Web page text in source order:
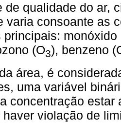
de qualidade do ar,
varia consoante as
principais:
(O3), benzeno
área, é
uma variável
concentração
haver violação de